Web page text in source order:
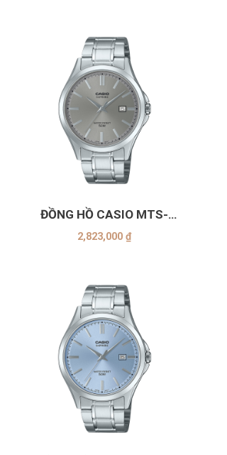
ĐỒNG HỒ CASIO MTS-
115D-8AVDF
2,823,000₫